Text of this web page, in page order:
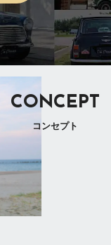
CONCEPT
コンセプト